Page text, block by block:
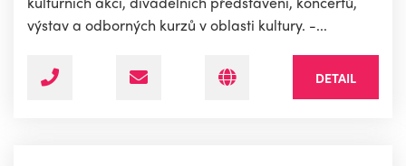
výstav a odborných kurzů v oblasti kultury. -...
DETAIL